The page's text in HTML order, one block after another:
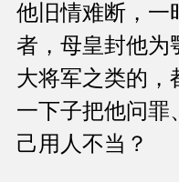
他旧情难断，一
者，母皇封他为
大将军之类的，
一下子把他问罪
己用人不当？